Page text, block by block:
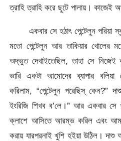
ত্রাহি ত্রাহি করে ছুটে পালায়। কাজেই
একবার সে হঠাৎ পেন্টেলুন পরিয়া
মতো পেন্টেলুন আর তাকিয়ার খোলের
অদ্ভুত দেখাইতেছিল, তাহা সে নিজেই
ভারি একটা আমোদের ব্যাপার
করিলাম, “পেন্টেলুন পরেছিস্ কেন?”
ইংরিজি শিখব ব’লে।” আর একবার সে
ক্লাশে আসিতে আরম্ভ করিল এবং আমরা
করায় যারপরনাই খুশি হইয়া উঠিল। দাশু